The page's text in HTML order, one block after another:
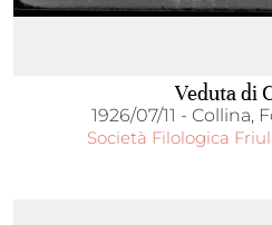
Veduta di
1926/07/11 - Collina,
Società Filologica